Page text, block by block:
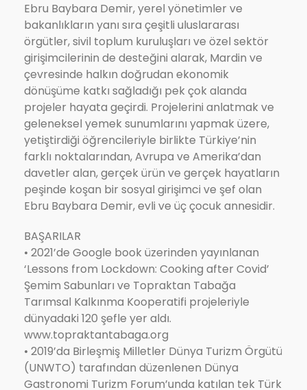
Ebru Baybara Demir, yerel yönetimler ve
bakanlıkların yanı sıra çeşitli uluslararası
örgütler, sivil toplum kuruluşları ve özel sektör
girişimcilerinin de desteğini alarak, Mardin ve
çevresinde halkın doğrudan ekonomik
dönüşüme katkı sağladığı pek çok alanda
projeler hayata geçirdi. Projelerini anlatmak ve
geleneksel yemek sunumlarını yapmak üzere,
yetiştirdiği öğrencileriyle birlikte Türkiye’nin
farklı noktalarından, Avrupa ve Amerika’dan
davetler alan, gerçek ürün ve gerçek hayatların
peşinde koşan bir sosyal girişimci ve şef olan
Ebru Baybara Demir, evli ve üç çocuk annesidir.
BAŞARILAR
• 2021’de Google book üzerinden yayınlanan
‘Lessons from Lockdown: Cooking after Covid’
Şemim Sabunları ve Topraktan Tabağa
Tarımsal Kalkınma Kooperatifi projeleriyle
dünyadaki 120 şefle yer aldı.
www.topraktantabaga.org
• 2019’da Birleşmiş Milletler Dünya Turizm Örgütü
(UNWTO) tarafından düzenlenen Dünya
Gastronomi Turizm Forum’unda katılan tek Türk